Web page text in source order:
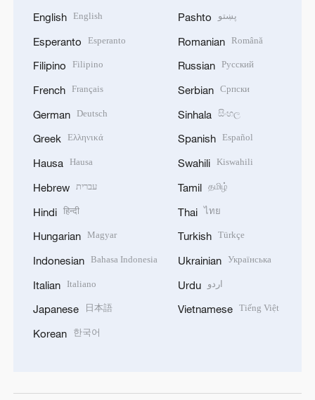
English English
Esperanto Esperanto
Filipino Filipino
French Français
German Deutsch
Greek Ελληνικά
Hausa Hausa
Hebrew עברית
Hindi हिन्दी
Hungarian Magyar
Indonesian Bahasa Indonesia
Italian Italiano
Japanese 日本語
Korean 한국어
Pashto پښتو
Romanian Română
Russian Русский
Serbian Српски
Sinhala සිංහල
Spanish Español
Swahili Kiswahili
Tamil தமிழ்
Thai ไทย
Turkish Türkçe
Ukrainian Українська
Urdu اردو
Vietnamese Tiếng Việt